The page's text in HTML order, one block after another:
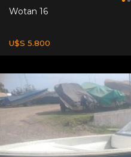
Wotan 16
U$S 5.800